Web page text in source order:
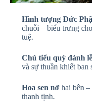
Hình tượng Đức
chuỗi – biểu trưng
tuệ.
Chú tiểu quỳ đảnh lễ
và sự thuần khiết ban
Hoa sen nở hai bên
thanh tịnh.